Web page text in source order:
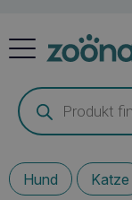
Products
search
Hund Katze